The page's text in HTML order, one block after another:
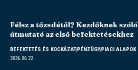
Félsz a tőzsdétől? Kezdőknek szóló
útmutató az első befektetésekhez
BEFEKTETÉS ÉS KOCKÁZATPÉNZÜGYPIACI ALAPOK
2026.06.22.